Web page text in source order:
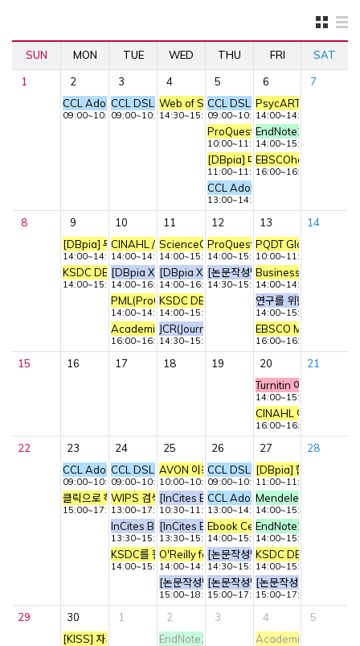
SUN MON TUE WED THU FRI SAT
1
2
CCL Adobe Premiere 교육 - 동영상 편집
09:00~10:30
3
CCL DSLR 카메라 교육 – 기초 촬영
09:00~10:30
4
Web of Science Core Collection 이용교육
14:30~15:30
5
CCL DSLR 카메라 교육 – 심화 촬
09:00~10:30
ProQuest DB 이용교육
10:00~11:00
[DBpia] 대학생 자료조사 희망편
11:00~11:50
CCL Adobe Premiere 교육 - 사
13:00~14:30
6
PsycARTICLES 이용
14:00~14:40
EndNote21 기초 이용
14:00~15:30
EBSCOhost DB 이용
16:00~16:40
7
8
9
[DBpia] 무조건 A+ 받는 리포트
14:00~14:50
KSDC DB/ICPSR 이용교육
14:00~15:30
10
CINAHL / Education Source 이용교육
14:00~14:40
[DBpia X 드림셀파] 논문 작성 전략 및 논문 통계 특강 1
14:00~16:00
PML(ProQuest Medical Library) 이용교육
14:00~14:45
Academic Search Ultimate (ASU) / Business
16:00~16:40
11
ScienceOn 설명회
14:00~15:00
[DBpia X 드림셀파] 논문 작성 전략 및 논문
14:00~16:00
KSDC DB/ICPSR 이용교육
14:00~15:30
JCR(Journal Citation Reports) 이용교육
14:30~15:30
12
ProQuest Central 이용교육
14:00~15:00
[논문작성법] 논문 그림(Figure) 제
14:30~15:30
13
PQDT Global 이용교육
10:00~11:00
Business Source
14:00~14:40
연구를 위한 정보탐색
14:00~15:00
EBSCO Mobile 앱 활
16:00~16:40
14
15 16 17 18 19
20
Turnitin 이용교육(고려
14:00~15:00
CINAHL 이용교육
16:00~16:40
21
22
23
CCL Adobe Premiere 교육 - 동영상 편집
09:00~10:30
클릭으로 하는 AI 분석 웨비나
15:00~17:30
24
CCL DSLR 카메라 교육 – 기초 촬영
09:00~10:30
WIPS 검색/분석 온라인 사용자교육
13:00~17:00
InCites B&A 활용 방법 기초 교육
13:30~15:00
KSDC를 활용한 기초통계분석 이론/실습
14:00~15:30
25
AVON 이용교육
10:00~10:45
[InCites B&A, Web of Science] SCI급 저널
10:30~11:30
[InCites B&A] SCI급 저널 국제협력 논문의
13:30~15:00
O'Reilly for Higher education 이용교육
14:00~14:45
[논문작성법] 설문지작성법과 조사기획
15:00~18:00
26
CCL DSLR 카메라 교육 – 심화 촬
09:00~10:30
CCL Adobe Premiere 교육 - 사
13:00~14:30
Ebook Central(Academic
14:00~15:00
[논문작성법] 효과적인 연구제안서
14:30~15:30
[논문작성법] 통계분석 단시간에 뽀
15:00~17:00
27
[DBpia] 합격하는 자소
11:00~11:50
Mendeley Reference
14:00~15:00
EndNote21 활용 교육
14:00~15:30
KSDC DB/ICPSR 이용
14:00~15:30
[논문작성법] 세상의
15:00~17:00
28
29
30
[KISS] 자기소개서 작성법과 면접 스킬
1
2
EndNote21 이용교육(고려대학교 전용교육)
3
4
Academic Search
5